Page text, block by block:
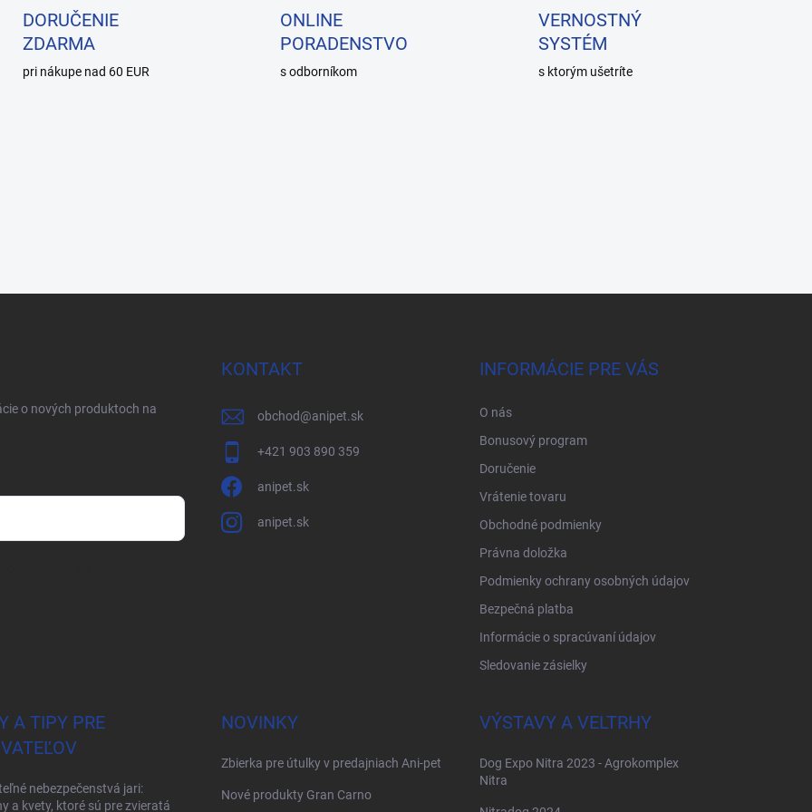
DORUČENIE
ZDARMA
pri nákupe nad 60 EUR
ONLINE
PORADENSTVO
s odborníkom
VERNOSTNÝ
SYSTÉM
s ktorým ušetríte
o nových produktoch na
KONTAKT
obchod@anipet.sk
+421 903 890 359
anipet.sk
anipet.sk
INFORMÁCIE PRE VÁS
O nás
Bonusový program
Doručenie
Vrátenie tovaru
Obchodné podmienky
Právna doložka
Podmienky ochrany osobných údajov
Bezpečná platba
Informácie o spracúvaní údajov
Sledovanie zásielky
A TIPY PRE
nebezpečenstvá jari:
a kvety, ktoré sú pre zvieratá
NOVINKY
Zbierka pre útulky v predajniach Ani-pet
Nové produkty Gran Carno
VÝSTAVY A VELTRHY
Dog Expo Nitra 2023 - Agrokomplex
Nitra